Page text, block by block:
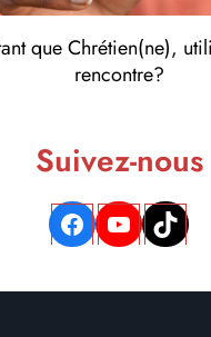
que Chrétien(ne),
rencontre?
Suivez-nous
Facebook
YouTube
TikTok